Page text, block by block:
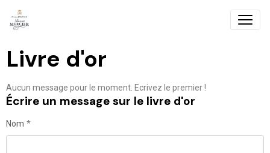
Livre d'or
Aucun message pour le moment. Ecrivez le premier !
Écrire un message sur le livre d'or
Nom